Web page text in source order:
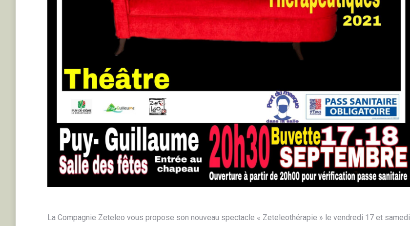
La Compagnie Zeteleo vous propose son nouveau spectacle « Zeteleothérapie » le vendredi 17 et samedi